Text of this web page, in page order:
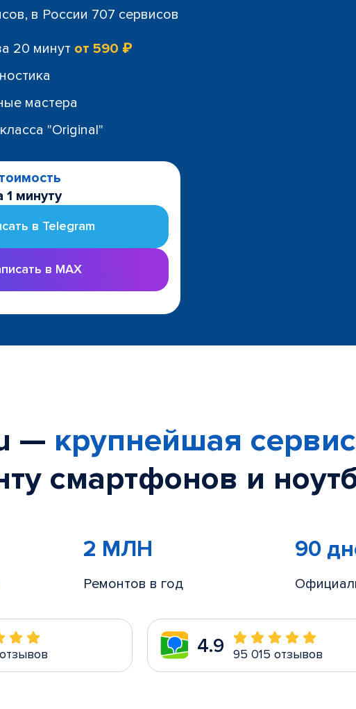
в России 707 сервисов
20 минут от 590 ₽
мастера
"Original"
1 минуту
в Telegram
в MAX
— крупнейшая
смартфонов и
2 МЛН
Ремонтов в год
90
4.9 95 015 отзывов